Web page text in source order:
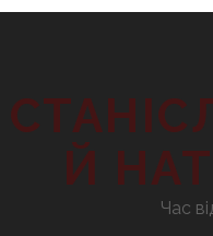
Й
Час